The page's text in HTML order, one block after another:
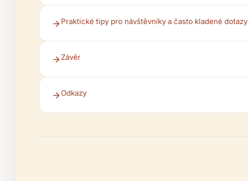
Praktické tipy pro návštěvníky a často kladené dotazy
Závěr
Odkazy